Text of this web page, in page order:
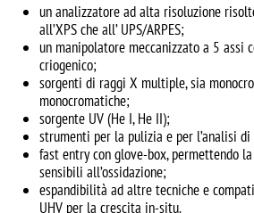
un analizzatore ad alta risoluzione
all’XPS che all’ UPS/ARPES;
un manipolatore meccanizzato a 5 assi
criogenico;
sorgenti di raggi X multiple, sia
monocromatiche;
sorgente UV (He I, He II);
strumenti per la pulizia e per l’analisi
fast entry con glove-box, permettendo
sensibili all’ossidazione;
espandibilità ad altre tecniche e
UHV per la crescita in-situ.